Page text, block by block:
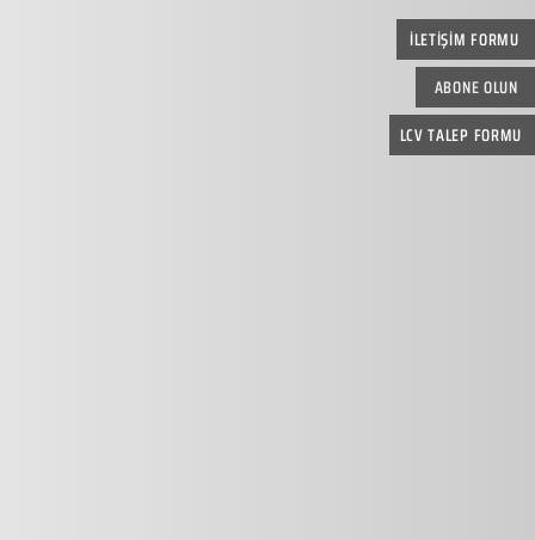
İLETİŞİM FORMU
ABONE OLUN
LCV TALEP FORMU